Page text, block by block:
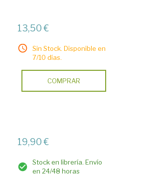
13,50 €
Sin Stock. Disponible en
7/10 días.
COMPRAR
19,90 €
Stock en librería. Envío
en 24/48 horas